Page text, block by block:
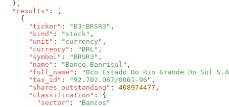
  "results"
      "ticker"
: "B3:BRSR3"
      "kind"
: "stock"
      "unit"
: "currency"
      "currency"
: "BRL"
      "symbol"
: "BRSR3"
      "name"
: "Banco Banrisul"
      "full_name"
:
"Bco Estado Do Rio Grande Do Sul
      "tax_id"
: "92.702.067/0001-96"
      "shares_outstanding"
: 408974477
      "classification"
        "sector"
: